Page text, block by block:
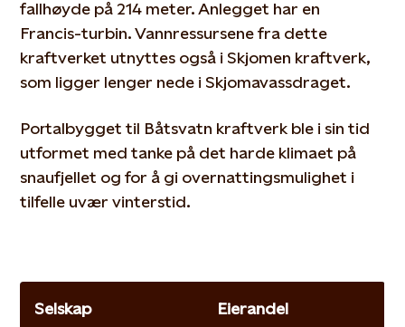
fallhøyde på 214 meter. Anlegget har en
Francis-turbin. Vannressursene fra dette
kraftverket utnyttes også i Skjomen kraftverk,
som ligger lenger nede i Skjomavassdraget.
Portalbygget til Båtsvatn kraftverk ble i sin tid
utformet med tanke på det harde klimaet på
snaufjellet og for å gi overnattingsmulighet i
tilfelle uvær vinterstid.
Selskap Eierandel